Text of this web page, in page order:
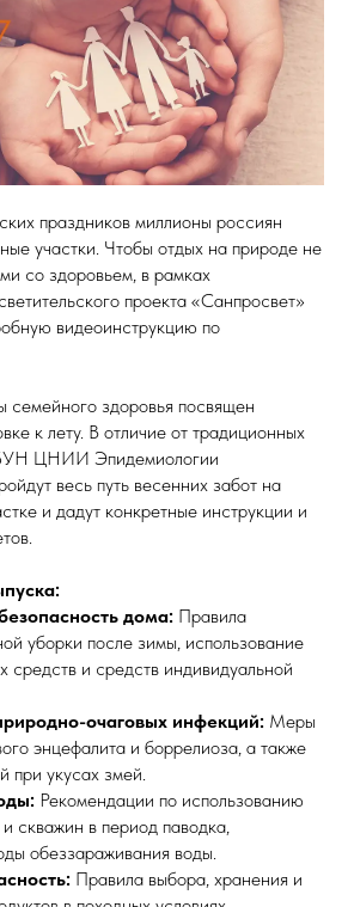
праздников миллионы россиян
участки. Чтобы отдых на природе не
со здоровьем, в рамках
проекта «Санпросвет»
видеоинструкцию по
здоровья посвящен
к лету. В отличие от традиционных
ЦНИИ Эпидемиологии
весь путь весенних забот на
и дадут конкретные инструкции и
дома: Правила
уборки после зимы, использование
и средств индивидуальной
очаговых инфекций: Меры
энцефалита и боррелиоза, а также
при укусах змей.
Рекомендации по использованию
скважин в период паводка,
обеззараживания воды.
Правила выбора, хранения и